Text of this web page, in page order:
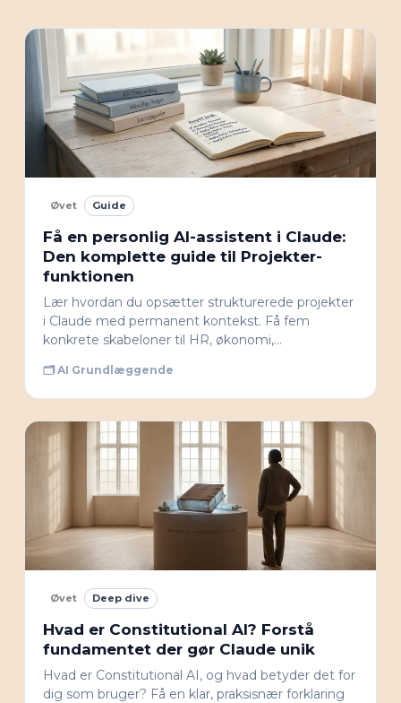
Øvet Guide
Få en personlig AI-assistent i Claude:
Den komplette guide til Projekter-
funktionen
Lær hvordan du opsætter strukturerede projekter
i Claude med permanent kontekst. Få fem
konkrete skabeloner til HR, økonomi,…
🗂 AI Grundlæggende
Øvet Deep dive
Hvad er Constitutional AI? Forstå
fundamentet der gør Claude unik
Hvad er Constitutional AI, og hvad betyder det for
dig som bruger? Få en klar, praksisnær forklaring